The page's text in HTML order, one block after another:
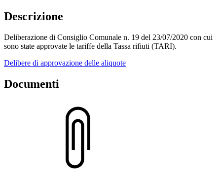
Descrizione
Deliberazione di Consiglio Comunale n. 19 del 23/07/2020 con cui
sono state approvate le tariffe della Tassa rifiuti (TARI).
Delibere di approvazione delle aliquote
Documenti